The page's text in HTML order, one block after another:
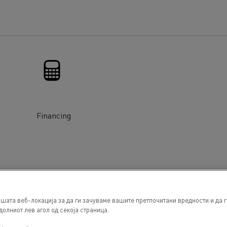
Financing
веб-локација за да ги зачуваме вашите претпочитани вредности и
лев агол од секоја страница.